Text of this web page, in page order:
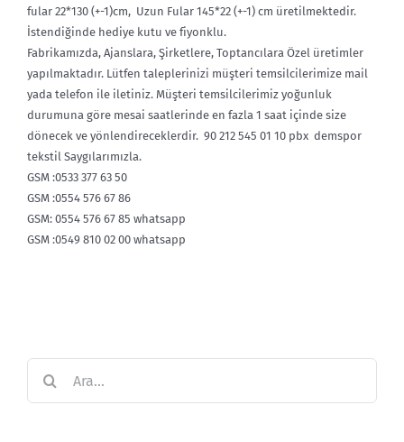
fular 22*130 (+-1)cm, Uzun Fular 145*22 (+-1) cm üretilmektedir.
İstendiğinde hediye kutu ve fiyonklu.
Fabrikamızda, Ajanslara, Şirketlere, Toptancılara Özel üretimler
yapılmaktadır. Lütfen taleplerinizi müşteri temsilcilerimize mail
yada telefon ile iletiniz. Müşteri temsilcilerimiz yoğunluk
durumuna göre mesai saatlerinde en fazla 1 saat içinde size
dönecek ve yönlendireceklerdir. 90 212 545 01 10 pbx demspor
tekstil Saygılarımızla.
GSM :0533 377 63 50
GSM :0554 576 67 86
GSM: 0554 576 67 85 whatsapp
GSM :0549 810 02 00 whatsapp